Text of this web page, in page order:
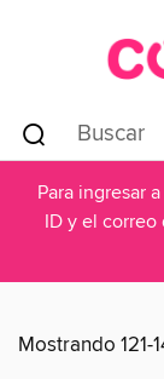
Para ingresar
ID y el
Mostrando 121-